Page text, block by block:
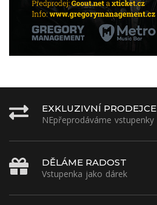
EXKLUZIVNÍ PRODEJCE
NEpřeprodáváme vstupenky
DĚLÁME RADOST
Vstupenka jako dárek